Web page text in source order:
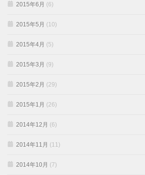
2015年6月 (6)
2015年5月 (10)
2015年4月 (5)
2015年3月 (9)
2015年2月 (29)
2015年1月 (26)
2014年12月 (6)
2014年11月 (11)
2014年10月 (7)